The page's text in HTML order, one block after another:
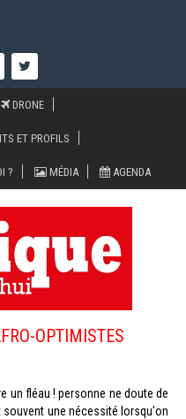
DRONE
ET PROFILS
? MÉDIA AGENDA
OPTIMISTES
un fléau ! personne ne doute de
une nécessité lorsqu'on